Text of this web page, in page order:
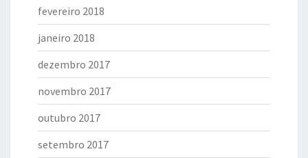
fevereiro 2018
janeiro 2018
dezembro 2017
novembro 2017
outubro 2017
setembro 2017